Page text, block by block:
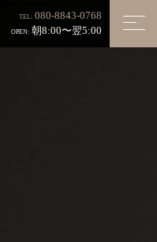
TEL: 080-8843-0768
OPEN: 朝8:00〜翌5:00